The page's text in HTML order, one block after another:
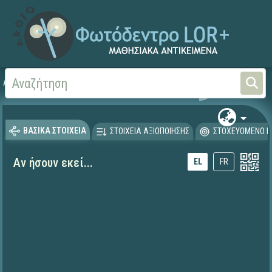
Αρχική Ξένες Γλώσσες -
ΒΑΣΙΚΑ ΣΤΟΙΧΕΙΑ ΣΤΟΙΧΕΙΑ ΑΞΙΟΠΟΙΗΣΗΣ ΣΤΟΧΕΥΟΜΕΝΟ
Αν ήσουν εκεί... EL FR